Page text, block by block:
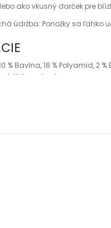
ako vkusný darček pre
údržba: Ponožky sa ľahko
% Bavlna, 18 % Polyamid, 2 %
žltá a ružová